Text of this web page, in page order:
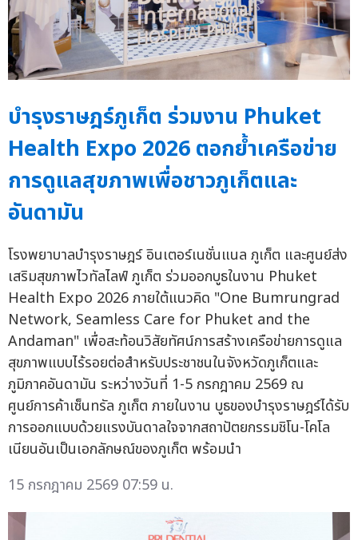
บำรุงราษฎร์ภูเก็ต ร่วมงาน Phuket
Health Expo 2026 ตอกย้ำเครือข่าย
การดูแลสุขภาพเพื่อชาวภูเก็ตและ
อันดามัน
โรงพยาบาลบำรุงราษฎร์ อินเตอร์เนชั่นแนล ภูเก็ต และศูนย์ส่ง
เสริมสุขภาพไวทัลไลฟ์ ภูเก็ต ร่วมออกบูธในงาน Phuket
Health Expo 2026 ภายใต้แนวคิด "One Bumrungrad
Network, Seamless Care for Phuket and the
Andaman" เพื่อสะท้อนวิสัยทัศน์การสร้างเครือข่ายการดูแล
สุขภาพแบบไร้รอยต่อสำหรับประชาชนในจังหวัดภูเก็ตและ
ภูมิภาคอันดามัน ระหว่างวันที่ 1-5 กรกฎาคม 2569 ณ
ศูนย์การค้าเซ็นทรัล ภูเก็ต ภายในงาน บูธของบำรุงราษฎร์ได้รับ
การออกแบบด้วยแรงบันดาลใจจากสถาปัตยกรรมชิโน-โคโล
เนียนอันเป็นเอกลักษณ์ของภูเก็ต พร้อมนำ
15 กรกฎาคม 2569 07:59 น.